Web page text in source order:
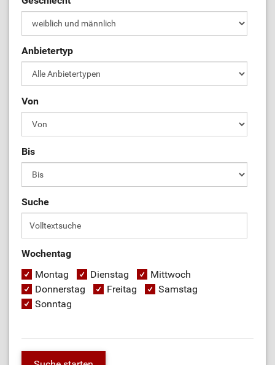
Anbietertyp
Von
Bis
Suche
Wochentag
Montag
Dienstag
Mittwoch
Donnerstag
Freitag
Samstag
Sonntag